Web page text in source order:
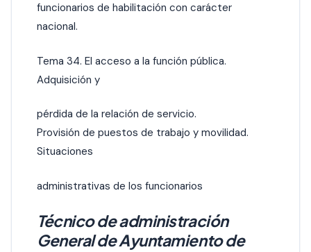
funcionarios de habilitación con carácter
nacional.
Tema 34. El acceso a la función pública.
Adquisición y
pérdida de la relación de servicio.
Provisión de puestos de trabajo y movilidad.
Situaciones
administrativas de los funcionarios
Técnico de administración
General de Ayuntamiento de